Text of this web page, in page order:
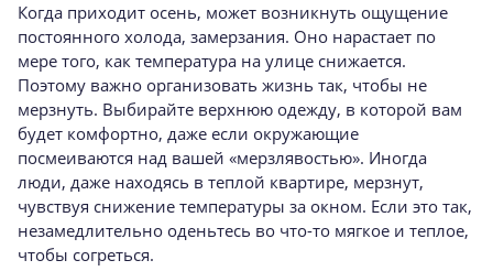
Когда приходит осень, может возникнуть ощущение
постоянного холода, замерзания. Оно нарастает по
мере того, как температура на улице снижается.
Поэтому важно организовать жизнь так, чтобы не
мерзнуть. Выбирайте верхнюю одежду, в которой вам
будет комфортно, даже если окружающие
посмеиваются над вашей «мерзлявостью». Иногда
люди, даже находясь в теплой квартире, мерзнут,
чувствуя снижение температуры за окном. Если это так,
незамедлительно оденьтесь во что-то мягкое и теплое,
чтобы согреться.